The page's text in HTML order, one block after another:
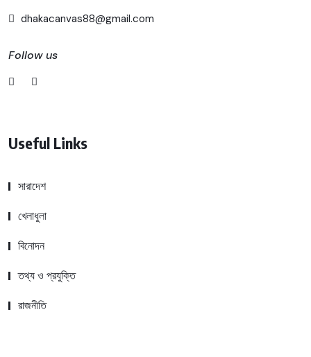
dhakacanvas88@gmail.com
Follow us
Useful Links
সারাদেশ
খেলাধুলা
বিনোদন
তথ্য ও প্রযুক্তি
রাজনীতি